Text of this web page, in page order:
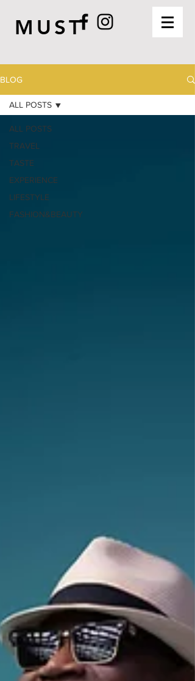
MUST
BLOG
ALL POSTS
TRAVEL
TASTE
EXPERIENCE
LIFESTYLE
FASHION&BEAUTY
ALL POSTS